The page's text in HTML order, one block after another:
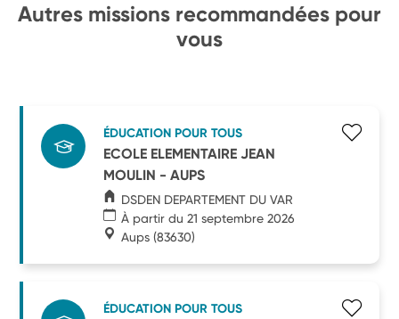
Autres missions recommandées pour
vous
ÉDUCATION POUR TOUS
ECOLE ELEMENTAIRE JEAN
MOULIN - AUPS
DSDEN DEPARTEMENT DU VAR
À partir du 21 septembre 2026
Aups (83630)
ÉDUCATION POUR TOUS